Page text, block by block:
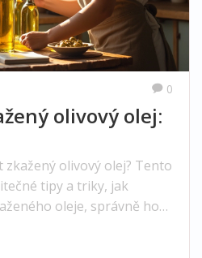
0
olivový olej:
zkažený olivový olej? Tento
tipy a triky, jak
oleje, správně ho
že se vám zdá, že
kondici.